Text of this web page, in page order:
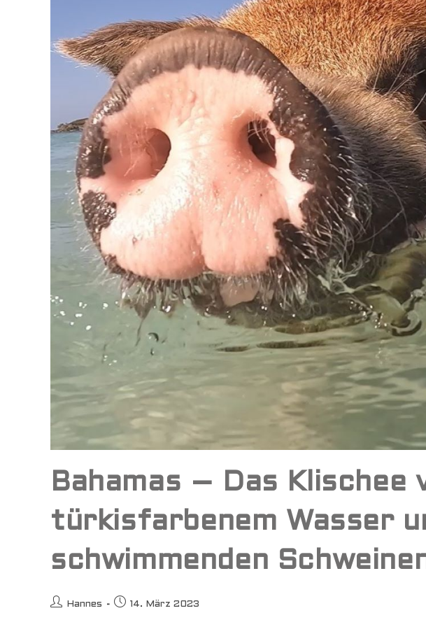
Bahamas – Das Klischee
türkisfarbenem Wasser
schwimmenden
Beitrags-
Hannes
Beitrag
14. März 2023